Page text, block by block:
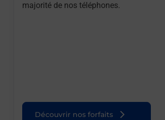
majorité de nos téléphones.
Découvrir nos forfaits